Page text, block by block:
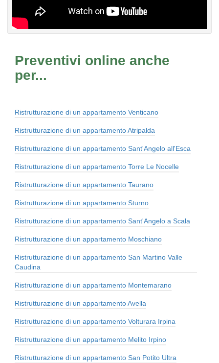
Preventivi online anche
per...
Ristrutturazione di un appartamento Venticano
Ristrutturazione di un appartamento Atripalda
Ristrutturazione di un appartamento Sant'Angelo all'Esca
Ristrutturazione di un appartamento Torre Le Nocelle
Ristrutturazione di un appartamento Taurano
Ristrutturazione di un appartamento Sturno
Ristrutturazione di un appartamento Sant'Angelo a Scala
Ristrutturazione di un appartamento Moschiano
Ristrutturazione di un appartamento San Martino Valle
Caudina
Ristrutturazione di un appartamento Montemarano
Ristrutturazione di un appartamento Avella
Ristrutturazione di un appartamento Volturara Irpina
Ristrutturazione di un appartamento Melito Irpino
Ristrutturazione di un appartamento San Potito Ultra